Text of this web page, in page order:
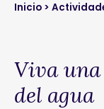
Inicio >
Viva
del agua